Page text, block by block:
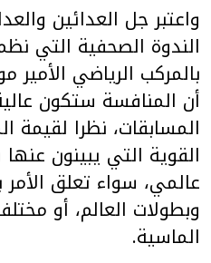
واعتبر جل العدائين
الندوة الصحفية التي
بالمركب الرياضي الأمير
أن المنافسة ستكون
المسابقات، نظرا لقيمة
القوية التي يبينون
عالمي، سواء تعلق الأمر
وبطولات العالم، أو
الماسية.